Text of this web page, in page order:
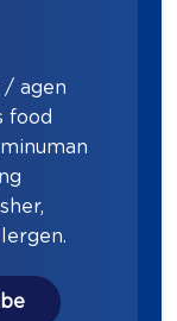
/ agen
food